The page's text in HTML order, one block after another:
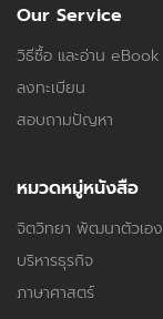
Our Service
วิธีซื้อ และอ่าน eBook
ลงทะเบียน
สอบถามปัญหา
หมวดหมู่หนังสือ
จิตวิทยา พัฒนาตัวเอง
บริหารธุรกิจ
ภาษาศาสตร์